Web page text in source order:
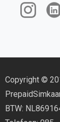
Copyright ©
BTW: